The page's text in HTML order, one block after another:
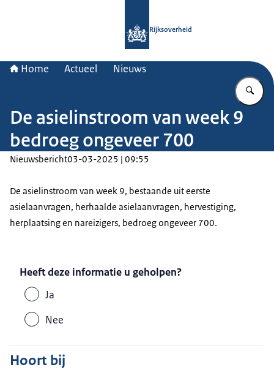
Rijksoverheid
Home Actueel Nieuws
De asielinstroom van week 9
bedroeg ongeveer 700
Nieuwsbericht03-03-2025 | 09:55
De asielinstroom van week 9, bestaande uit eerste
asielaanvragen, herhaalde asielaanvragen, hervestiging,
herplaatsing en nareizigers, bedroeg ongeveer 700.
Heeft deze informatie u geholpen?
Ja
Nee
Hoort bij